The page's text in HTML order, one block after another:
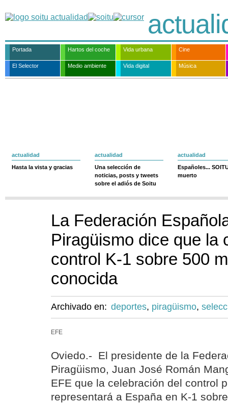
Portada Hartos del coche Vida urbana Cine
El Selector Medio ambiente Vida digital Música
actualidad
Hasta la vista y gracias
actualidad
Una selección de
noticias, posts y tweets
sobre el adiós de Soitu
actualidad
Españoles...
muerto
La Federación
Piragüismo dice que la
control K-1 sobre 500
conocida
Archivado en: deportes, piragüismo,
EFE
Oviedo.- El presidente de la
Piragüismo, Juan José Román
EFE que la celebración del control
representará a España en K-1